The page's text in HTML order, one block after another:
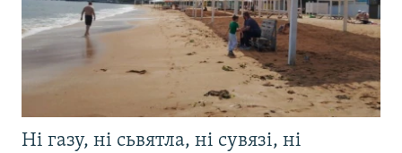
Ні газу, ні сьвятла, ні сувязі, ні